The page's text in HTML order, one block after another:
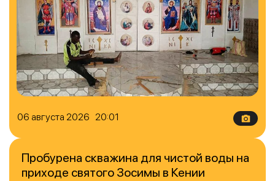
06 августа 2026 20:01
Пробурена скважина для чистой воды на
приходе святого Зосимы в Кении